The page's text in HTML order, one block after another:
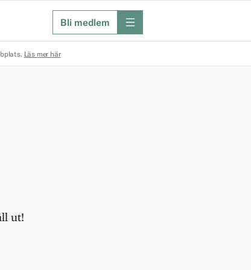
Bli medlem meny
Läs mer här
ut!